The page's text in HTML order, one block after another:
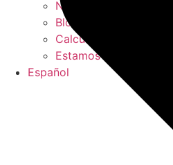
Nuestros libros blancos
Blog
Calcula tus beneficios
Estamos en las noticias
Español